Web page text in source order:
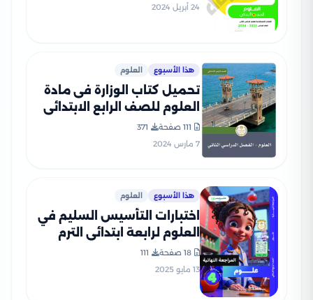
24 أبريل 2024
هذا الأسبوع العلوم
تحميل كتاب الوزارة فى مادة
العلوم للصف الرابع الابتدائى
الترم الثانى 2024 بصيغة PDF
111 صفحة
371
7 مارس 2024
هذا الأسبوع العلوم
اختبارات التأسيس السليم في
العلوم لرابعة ابتدائي الترم
الثاني 2025 PDF بالاجابات
18 صفحة
111
13 مايو 2025